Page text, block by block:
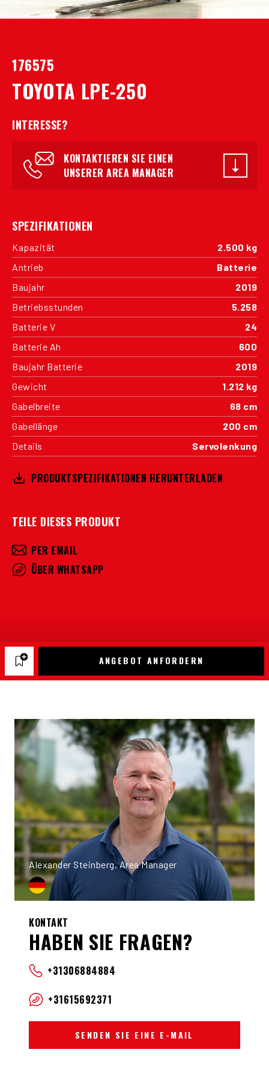
176575
TOYOTA LPE-250
INTERESSE?
KONTAKTIEREN SIE EINEN
UNSERER AREA MANAGER
SPEZIFIKATIONEN
Kapazität
2.500 kg
Antrieb
Batterie
Baujahr
2019
Betriebsstunden
5.258
Batterie V
24
Batterie Ah
600
Baujahr Batterie
2019
Gewicht
1.212 kg
Gabelbreite
68 cm
Gabellänge
200 cm
Details
Servolenkung
PRODUKTSPEZIFIKATIONEN HERUNTERLADEN
TEILE DIESES PRODUKT
PER EMAIL
ÜBER WHATSAPP
ANGEBOT ANFORDERN
Alexander Steinberg, Area Manager
KONTAKT
HABEN SIE FRAGEN?
+31306884884
+31615692371
SENDEN SIE EINE E-MAIL